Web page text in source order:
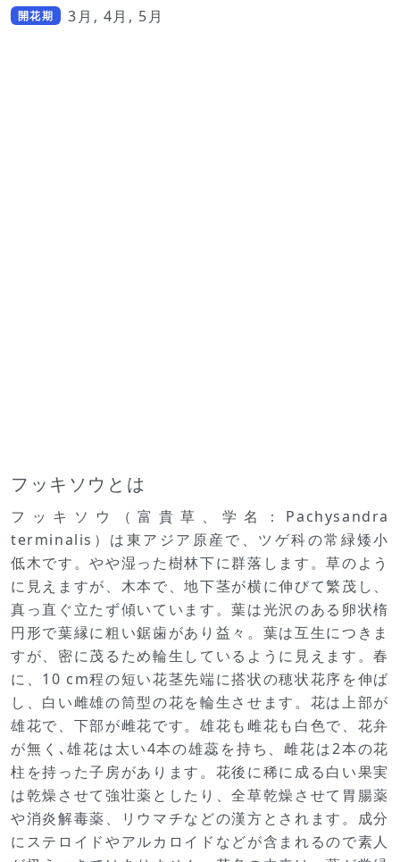
開花期 3月, 4月, 5月
フッキソウとは
フッキソウ（富貴草、学名：Pachysandra
terminalis）は東アジア原産で、ツゲ科の常緑矮小
低木です。やや湿った樹林下に群落します。草のよう
に見えますが、木本で、地下茎が横に伸びて繁茂し、
真っ直ぐ立たず傾いています。葉は光沢のある卵状楕
円形で葉縁に粗い鋸歯があり益々。葉は互生につきま
すが、密に茂るため輪生しているように見えます。春
に、10 cm程の短い花茎先端に搭状の穂状花序を伸ば
し、白い雌雄の筒型の花を輪生させます。花は上部が
雄花で、下部が雌花です。雄花も雌花も白色で、花弁
が無く､雄花は太い4本の雄蕊を持ち、雌花は2本の花
柱を持った子房があります。花後に稀に成る白い果実
は乾燥させて強壮薬としたり、全草乾燥させて胃腸薬
や消炎解毒薬、リウマチなどの漢方とされます。成分
にステロイドやアルカロイドなどが含まれるので素人